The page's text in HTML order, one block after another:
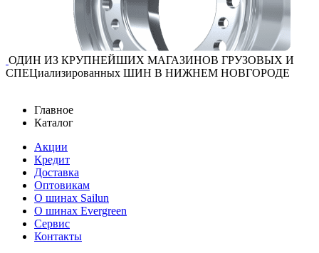
ОДИН ИЗ КРУПНЕЙШИХ МАГАЗИНОВ ГРУЗОВЫХ И
СПЕЦиализированных ШИН В НИЖНЕМ НОВГОРОДЕ
Главное
Каталог
Акции
Кредит
Доставка
Оптовикам
О шинах Sailun
О шинах Evergreen
Сервис
Контакты